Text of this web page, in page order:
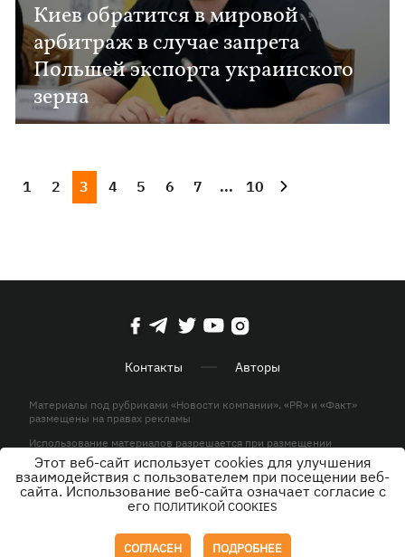
Киев обратится в мировой
арбитраж в случае запрета
Польшей экспорта украинского
зерна
1 2 3 4 5 6 7 ... 10
Контакты Авторы
Материалы под рубриками «Новости компании», «PR» и «Факт»
размещены на правах рекламы
Использование материалов разрешается при размещении
активной гиперссылки на KP.UA в первом абзаце.
© ООО «ЮЛАВ МЕДИА»,2026. Все права защищены.
Этот веб-сайт использует cookies для улучшения
взаимодействия с пользователем при посещении веб-
сайта. Использование веб-сайта означает согласие с
его ПОЛИТИКОЙ COOKIES
СОГЛАСЕН ПОДРОБНЕЕ